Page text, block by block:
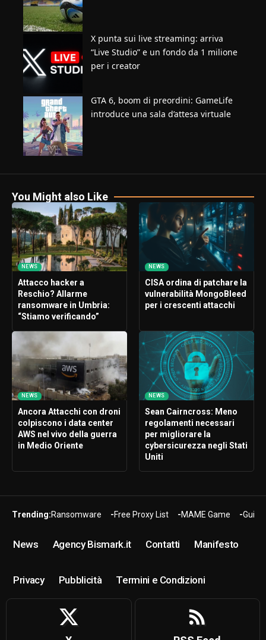
X punta sui live streaming: arriva
“Live Studio” e un fondo da 1 milione
per i creator
GTA 6, boom di preordini: GameLife
introduce una sala d’attesa virtuale
You Might also Like
NEWS
Attacco hacker a
Reschio? Allarme
ransomware in Umbria:
“Stiamo verificando”
NEWS
CISA ordina di patchare la
vulnerabilità MongoBleed
per i crescenti attacchi
NEWS
Ancora Attacchi con droni
colpiscono i data center
AWS nel vivo della guerra
in Medio Oriente
NEWS
Sean Cairncross: Meno
regolamenti necessari
per migliorare la
cybersicurezza negli Stati
Uniti
Trending:Ransomware Free Proxy List MAME Game Guide
News Agency Bismark.it Contatti Manifesto
Privacy Pubblicità Termini e Condizioni